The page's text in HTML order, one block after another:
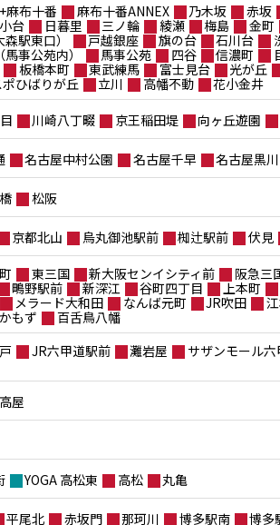
+麻布十番 麻布十番ANNEX 乃木坂 赤坂
小台 日暮里 三ノ輪 綾瀬 梅島 金町
駅東口）
戸越銀座 旗の台 石川台
馬事公苑内）
馬事公苑 四谷 信濃町
板橋本町 東武練馬 富士見台 光が丘
ポひばりが丘
立川 高幡不動
花小金井
川崎八丁畷 京王稲田堤 向ヶ丘遊園
名古屋中村公園 名古屋千早 名古屋黒川
松阪
京都北山 烏丸御池駅前 椥辻駅前 伏見
東三国 新大阪センイシティ前 阪急三
鴫野駅前 新深江 谷町四丁目 上本町
メラード大和田 なんば元町 JR吹田
もず 百舌鳥八幡
JR六甲道駅前 灘岩屋 サザンモール六
屋
YOGA 高松東 高松 丸亀
平尾北 赤坂門 那珂川 博多駅南 博多